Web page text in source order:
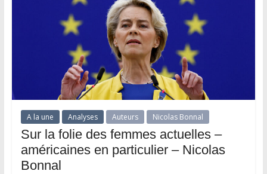
A la une Analyses Auteurs Nicolas Bonnal
Sur la folie des femmes actuelles –
américaines en particulier – Nicolas
Bonnal